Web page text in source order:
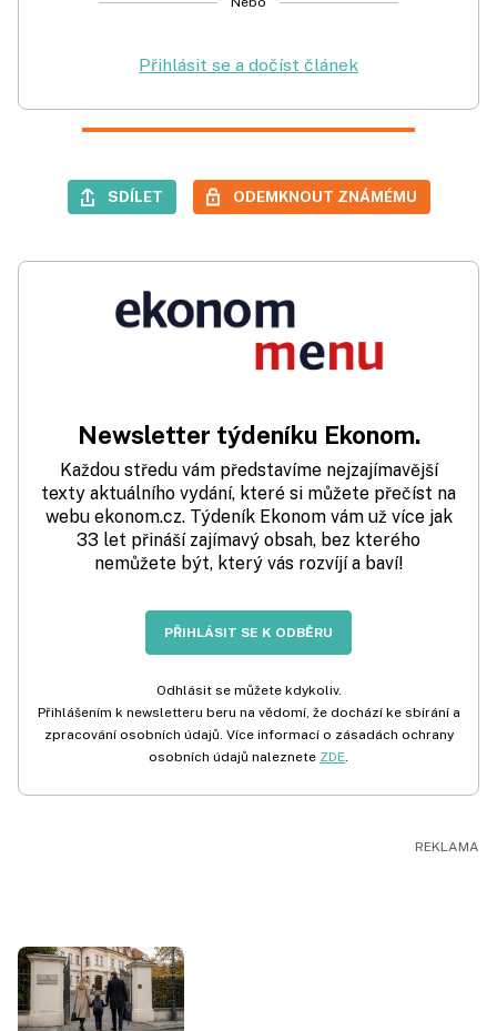
Přihlásit se a dočíst článek
SDÍLET ODEMKNOUT ZNÁMÉMU
Newsletter týdeníku Ekonom.
Každou středu vám představíme nejzajímavější
texty aktuálního vydání, které si můžete přečíst na
webu ekonom.cz. Týdeník Ekonom vám už více jak
33 let přináší zajímavý obsah, bez kterého
nemůžete být, který vás rozvíjí a baví!
PŘIHLÁSIT SE K ODBĚRU
Odhlásit se můžete kdykoliv.
Přihlášením k newsletteru beru na vědomí, že dochází ke sbírání a
zpracování osobních údajů. Více informací o zásadách ochrany
osobních údajů naleznete ZDE.